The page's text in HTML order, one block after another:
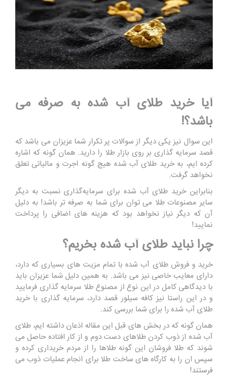
آیا خرید طلای آب شده به صرفه می
باشد؟!
این سوال نیز یکی دیگر از سوالات پر تکرار شما عزیزان می باشد که
قصد سرمایه گذاری بر روی بازار طلا را دارید. همان گونه که اشاره
کرده ایم، به خرید طلای آب شده هیچ گونه اجرت و مالیاتی تعلق
نخواهد گرفت.
بنابراین خرید طلای آب‌ شده برای سرمایه‌گذاری نسبت به دیگر
سایر مصنوعات طلا می توان برای شما به صرفه تر باشد! به دلیل
آن که دیگر نیاز نخواهد بود که هزینه های اضافی را پرداخت
نمایید!
چرا نباید طلای آب شده بخریم؟
خرید و فروش طلای آب شده با تمام مزیت های بسیاری که دارد،
دارای معایب خاصی نیز می باشد. به همین دلیل شما عزیزان باید
با دیدگاهی کامل در این نوع از مصنوع طلا سرمایه گذاری فرمایید
و در این راستا نیز کافه سیلور قصد دارد، سرمایه گذاری با خرید
طلای آب شده را برای شما بررسی کند.
همان گونه که در بخش های قبل این مقاله اذعان داشته ایم، طلای
آب شده از ذوب کردن طلاهای دست دوم و از کار افتاده‌ حاصل می
شوند که طلا فروشان این گونه طلاها را از مردم خریداری کرده و
سپس ان را به کارگاه های ساخت طلا برای انجام عملیات ذوب می
فرستند!